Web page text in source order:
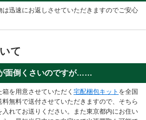
は迅速にお返しさせていただきますのでご安心
て
面倒くさいのですが……
を用意させていただく 宅配梱包キット を全国
料無料で送付させていただきますので、そちら
入れてお送りください。また東京都内にお住い